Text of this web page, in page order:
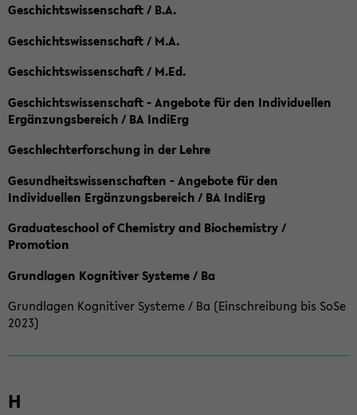
Geschichtswissenschaft / B.A.
Geschichtswissenschaft / M.A.
Geschichtswissenschaft / M.Ed.
Geschichtswissenschaft - Angebote für den Individuellen
Ergänzungsbereich / BA IndiErg
Geschlechterforschung in der Lehre
Gesundheitswissenschaften - Angebote für den
Individuellen Ergänzungsbereich / BA IndiErg
Graduateschool of Chemistry and Biochemistry /
Promotion
Grundlagen Kognitiver Systeme / Ba
Grundlagen Kognitiver Systeme / Ba (Einschreibung bis SoSe
2023)
H